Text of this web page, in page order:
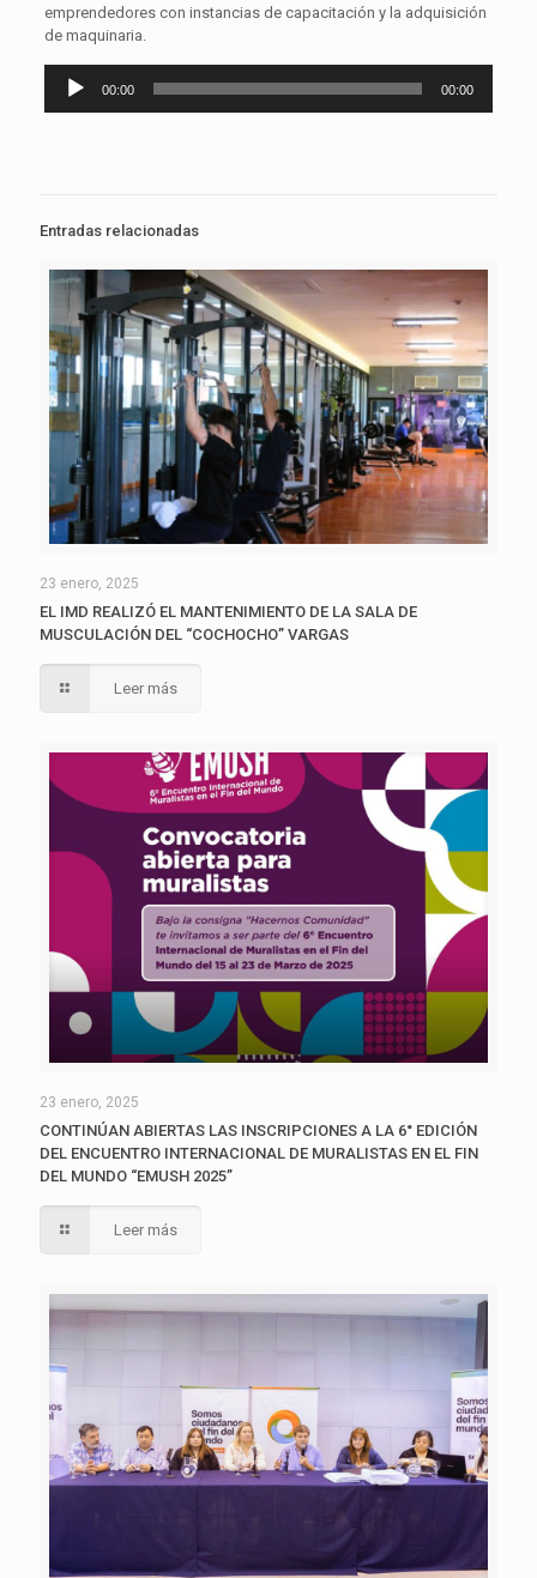
emprendedores con instancias de capacitación y la adquisición
de maquinaria.
Reproductor
00:00 00:00
Entradas relacionadas
23 enero, 2025
EL IMD REALIZÓ EL MANTENIMIENTO DE LA SALA DE
MUSCULACIÓN DEL “COCHOCHO” VARGAS
Leer más
23 enero, 2025
CONTINÚAN ABIERTAS LAS INSCRIPCIONES A LA 6° EDICIÓN
DEL ENCUENTRO INTERNACIONAL DE MURALISTAS EN EL FIN
DEL MUNDO “EMUSH 2025”
Leer más